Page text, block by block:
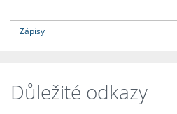
Zápisy
Důležité odkazy